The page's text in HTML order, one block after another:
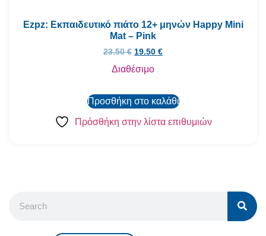
Ezpz: Εκπαιδευτικό πιάτο 12+ μηνών Happy Mini
Mat – Pink
23.50€ 19.50 €
Διαθέσιμο
Προσθήκη στο καλάθι
Πρόσθήκη στην λίστα επιθυμιών